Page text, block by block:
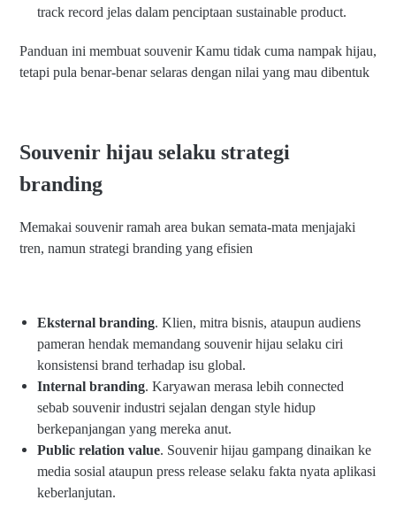
track record jelas dalam penciptaan sustainable product.
Panduan ini membuat souvenir Kamu tidak cuma nampak hijau,
tetapi pula benar-benar selaras dengan nilai yang mau dibentuk
Souvenir hijau selaku strategi
branding
Memakai souvenir ramah area bukan semata-mata menjajaki
tren, namun strategi branding yang efisien
Eksternal branding. Klien, mitra bisnis, ataupun audiens
pameran hendak memandang souvenir hijau selaku ciri
konsistensi brand terhadap isu global.
Internal branding. Karyawan merasa lebih connected
sebab souvenir industri sejalan dengan style hidup
berkepanjangan yang mereka anut.
Public relation value. Souvenir hijau gampang dinaikan ke
media sosial ataupun press release selaku fakta nyata aplikasi
keberlanjutan.